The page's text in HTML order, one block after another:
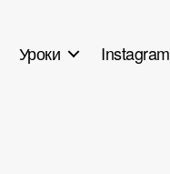
Уроки Instagram